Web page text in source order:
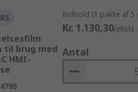
til brug med
HMI-
Indhold (1 pakke af 5
Kr. 1.130,30(ekskl.
Antal